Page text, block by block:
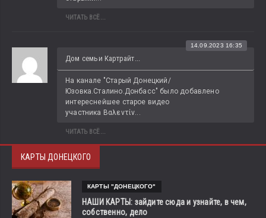
ЧИТАТЬ ВСЁ...
Дом семьи Картрайт...
14.09.2023 16:35
На канале "Старый Донецкий/
Юзовка.Сталино.Донбасс" было добавлено
интереснейшее старое видео
участника Βαλεντίν...
ЧИТАТЬ ВСЁ...
КАРТЫ ДОНЕЦКОГО
КАРТЫ "ДОНЕЦКОГО"
НАШИ КАРТЫ: зайдите сюда и узнайте, в чем,
собственно, дело